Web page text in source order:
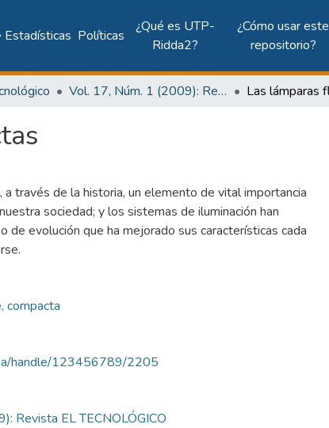
Estadísticas Políticas
¿Qué es UTP-
Ridda2?
¿Cómo usar este
repositorio?
Vol. 17, Núm. 1 (2009): Revista EL TECNOLÓGICO
a través de la historia, un elemento de vital importancia
sociedad; y los sistemas de iluminación han
de evolución que ha mejorado sus características cada
compacta
handle/123456789/2205
Revista EL TECNOLÓGICO